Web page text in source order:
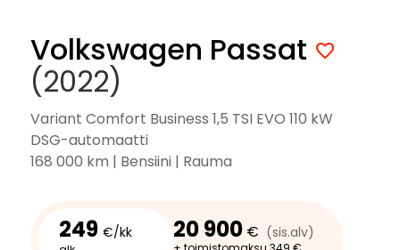
Volkswagen Passat
(2022)
Variant Comfort Business 1,5 TSI EVO 110 kW
DSG-automaatti
168 000 km | Bensiini | Rauma
249 €/kk 20 900 € (sis.alv)